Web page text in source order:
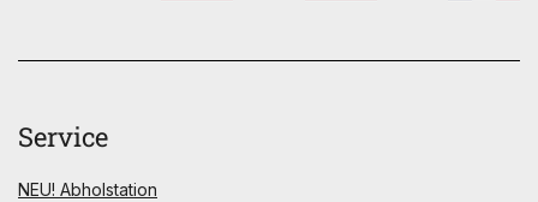
Service
NEU! Abholstation